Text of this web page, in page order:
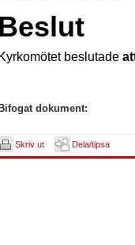
Beslut
Kyrkomötet beslutade
dokument:
Skriv ut Dela/tipsa